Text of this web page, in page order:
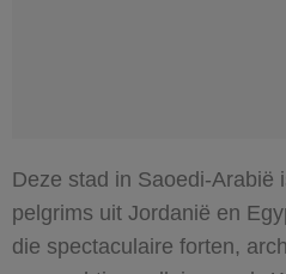
Deze stad in Saoedi-Arabië
pelgrims uit Jordanië en
die spectaculaire forten,